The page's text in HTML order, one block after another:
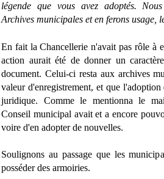
légende que vous avez adoptés.
Archives municipales et en ferons usage,
En fait la Chancellerie n'avait pas rôle à
action aurait été de donner un
document. Celui-ci resta aux archives
valeur d'enregistrement, et que
juridique. Comme le mentionna le
Conseil municipal avait et a encore
voire d'en adopter de nouvelles.
Soulignons au passage que les
posséder des armoiries.